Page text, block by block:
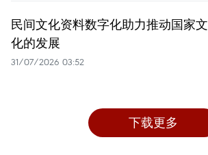
民间文化资料数字化助力推动国家文
化的发展
31/07/2026 03:52
下载更多